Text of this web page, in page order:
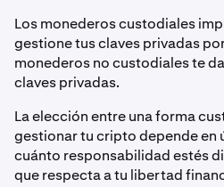
Los monederos custodiales
gestione tus claves privadas
monederos no custodiales te
claves privadas.
La elección entre una forma
gestionar tu cripto depende en
cuánto responsabilidad estés
que respecta a tu libertad